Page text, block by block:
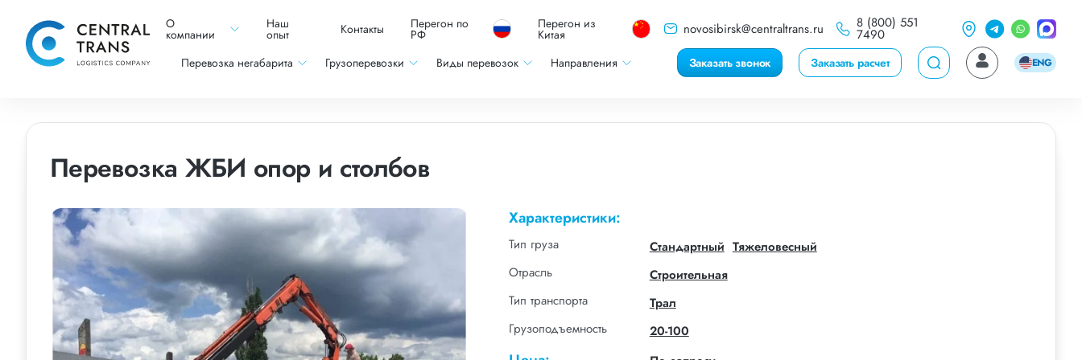
О
компании
Наш
опыт Контакты Перегон по
РФ
Перегон из
Китая novosibirsk@centraltrans.ru 8 (800) 551
7490
Перевозка негабарита Грузоперевозки Виды перевозок Направления Заказать звонок Заказать расчет ENG
Перевозка ЖБИ опор и столбов
Характеристики:
Тип груза Стандартный Тяжеловесный
Отрасль
Строительная
Тип транспорта
Трал
Грузоподъемность
20-100